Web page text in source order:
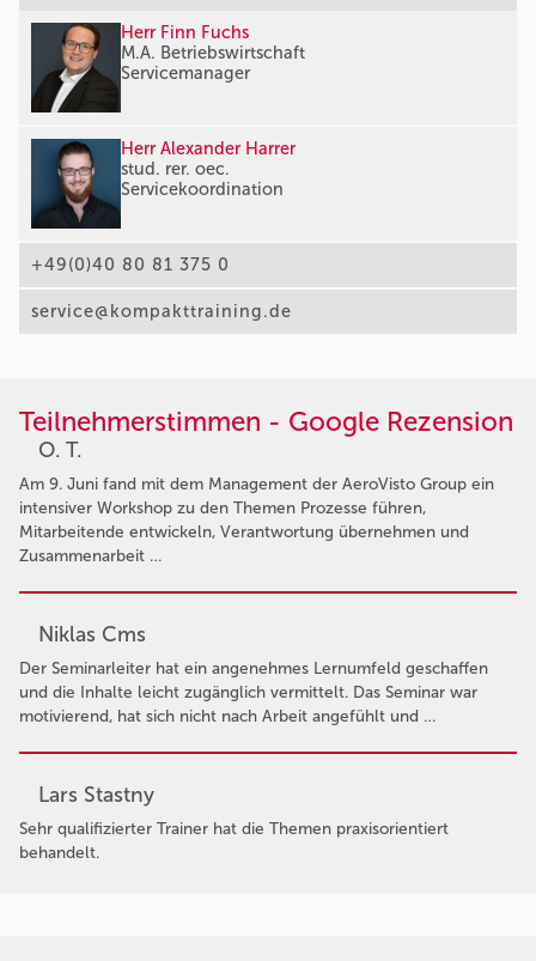
Herr Finn Fuchs
M.A. Betriebswirtschaft
Servicemanager
Herr Alexander Harrer
stud. rer. oec.
Servicekoordination
+49(0)40 80 81 375 0
service@kompakttraining.de
Teilnehmerstimmen - Google Rezension
O. T.
Am 9. Juni fand mit dem Management der AeroVisto Group ein
intensiver Workshop zu den Themen Prozesse führen,
Mitarbeitende entwickeln, Verantwortung übernehmen und
Zusammenarbeit …
Niklas Cms
Der Seminarleiter hat ein angenehmes Lernumfeld geschaffen
und die Inhalte leicht zugänglich vermittelt. Das Seminar war
motivierend, hat sich nicht nach Arbeit angefühlt und …
Lars Stastny
Sehr qualifizierter Trainer hat die Themen praxisorientiert
behandelt.